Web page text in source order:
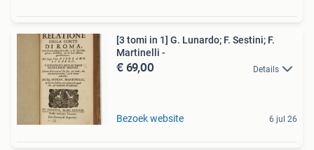
[3 tomi in 1] G. Lunardo; F. Sestini; F.
Martinelli -
€ 69,00 Details
Bezoek website 6 jul 26